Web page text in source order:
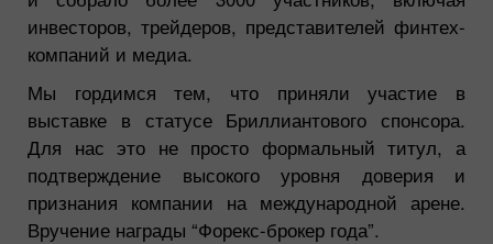
инвесторов, трейдеров, представителей финтех-
компаний и медиа.
Мы гордимся тем, что приняли участие в
выставке в статусе Бриллиантового спонсора.
Для нас это не просто формальный титул, а
подтверждение высокого уровня доверия и
признания компании на международной арене.
Вручение награды “Форекс-брокер года”.